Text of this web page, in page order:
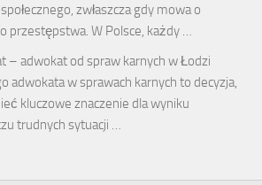
zwłaszcza gdy mowa o
przestępstwa. W Polsce, każdy …
– adwokat od spraw karnych w Łodzi
adwokata w sprawach karnych to decyzja,
kluczowe znaczenie dla wyniku
trudnych sytuacji …